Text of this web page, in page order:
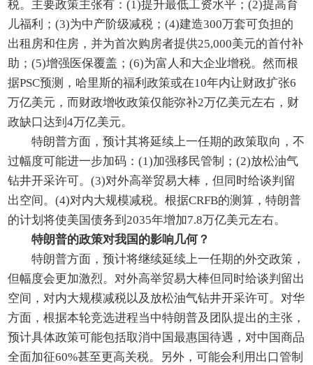
税。主要政策主张有：(1)提升最低工资水平；(2)提高育
儿福利；(3)为中产阶级减税；(4)建造300万套可负担的
出租房和住房，并为首次购房者提供25,000美元的首付补
助；(5)增强医保覆盖；(6)为富人和大企业增税。然而根
据PSC预测，哈里斯的福利政策或在10年内让财政扩张6
万亿美元，而财政增收政策仅能弥补2万亿美元左右，财
政缺口达到4万亿美元。
特朗普方面，预计其将延续上一任期的政策取向，不
过幅度可能进一步加码：(1)加强移民管制；(2)放松油气
钻井开采许可。(3)对外高举贸易大棒，但同时给谈判留
出空间。(4)对内大规模减税。根据CRFB的测算，特朗普
的计划将使美国债务到2035年增加7.8万亿美元左右。
特朗普的政策对我国的影响几何？
特朗普方面，预计将继续延续上一任期的外交政策，
但幅度会更加激烈。对外高举贸易大棒但同时给谈判留出
空间，对内大规模减税以及放松油气钻井开采许可。对华
方面，根据本轮竞选进程当中特朗普及团队提出的主张，
预计具体政策可能包括取消中国最惠国待遇，对中国商品
全面加征60%甚至更高关税。另外，可能会利用出口管制